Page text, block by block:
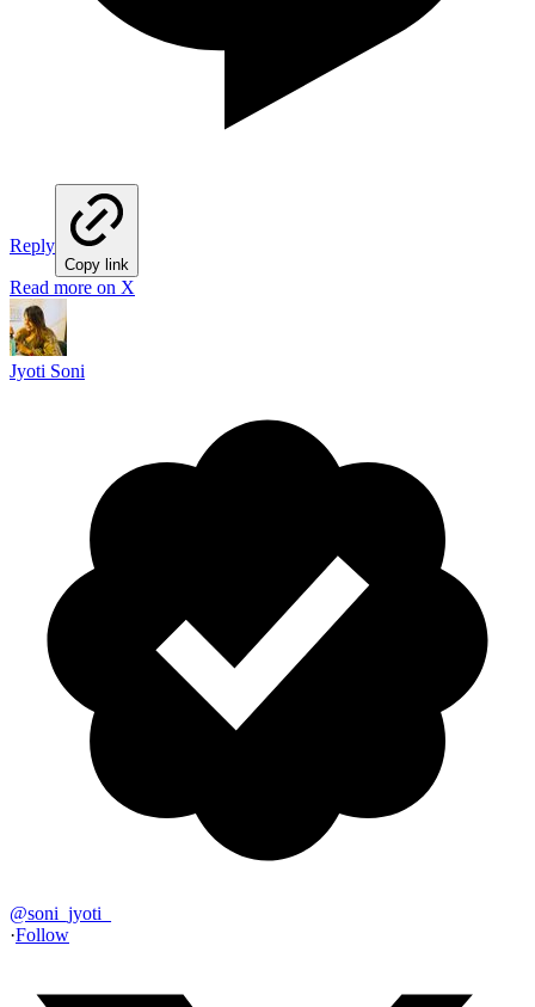
Reply
Copy link
Read more on X
Jyoti Soni
@soni_jyoti_
·Follow